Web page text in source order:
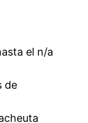
el n/a
de